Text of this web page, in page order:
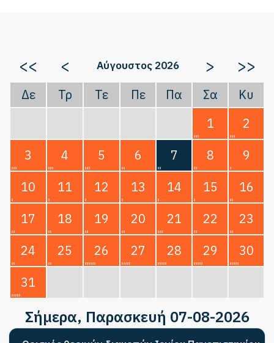
<< < Αύγουστος 2026 > >>
Δε Τρ Τε Πε Πα Σα
Κυ
1
2
3
4 5 6 7 8
9
10
11 12 13 14 15
16
17
18 19 20 21 22
23
24
25 26 27 28 29
30
31
Σήμερα, Παρασκευή 07-08-2026